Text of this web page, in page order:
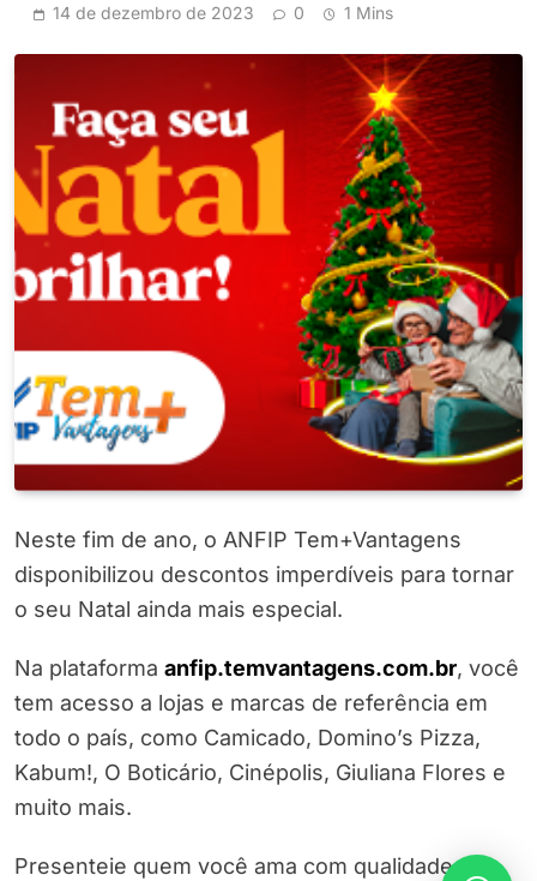
14 de dezembro de 2023 0 1 Mins
Neste fim de ano, o ANFIP Tem+Vantagens
disponibilizou descontos imperdíveis para tornar
o seu Natal ainda mais especial.
Na plataforma anfip.temvantagens.com.br, você
tem acesso a lojas e marcas de referência em
todo o país, como Camicado, Domino’s Pizza,
Kabum!, O Boticário, Cinépolis, Giuliana Flores e
muito mais.
Presenteie quem você ama com qualidade e